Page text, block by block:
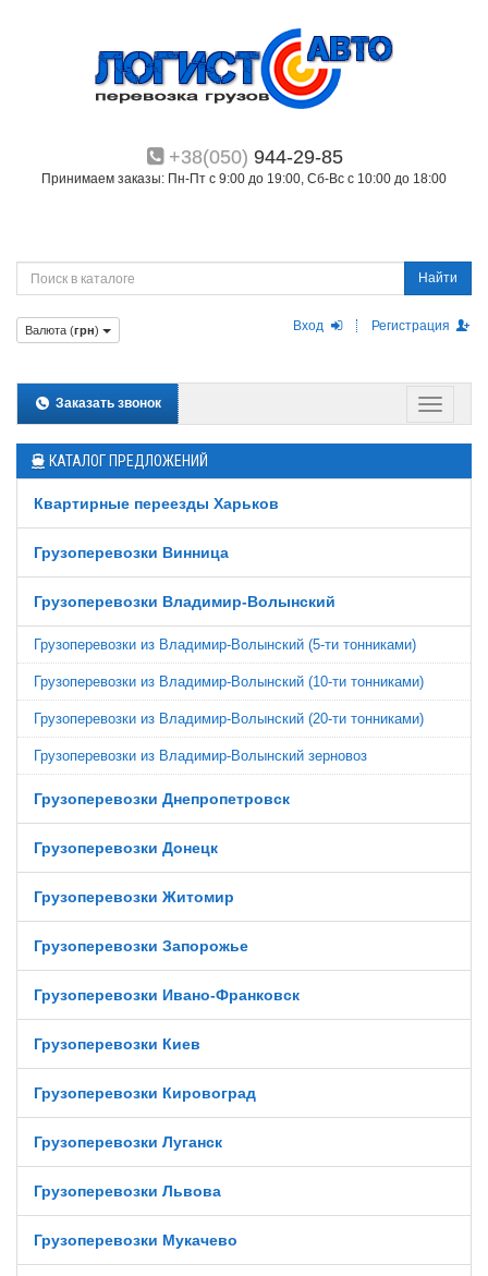
+38(050) 944-29-85
Принимаем заказы: Пн-Пт с 9:00 до 19:00, Сб-Вс с 10:00 до 18:00
Найти
Вход Регистрация
Валюта (грн)
Заказать звонок
КАТАЛОГ ПРЕДЛОЖЕНИЙ
Квартирные переезды Харьков
Грузоперевозки Винница
Грузоперевозки Владимир-Волынский
Грузоперевозки из Владимир-Волынский (5-ти тонниками)
Грузоперевозки из Владимир-Волынский (10-ти тонниками)
Грузоперевозки из Владимир-Волынский (20-ти тонниками)
Грузоперевозки из Владимир-Волынский зерновоз
Грузоперевозки Днепропетровск
Грузоперевозки Донецк
Грузоперевозки Житомир
Грузоперевозки Запорожье
Грузоперевозки Ивано-Франковск
Грузоперевозки Киев
Грузоперевозки Кировоград
Грузоперевозки Луганск
Грузоперевозки Львова
Грузоперевозки Мукачево